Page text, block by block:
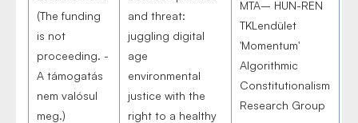
(The funding
is not
proceeding. -
A támogatás
nem valósul
meg.)
and threat:
juggling digital
age
environmental
justice with the
right to a healthy
MTA– HUN-REN
TKLendület
'Momentum'
Algorithmic
Constitutionalism
Research Group